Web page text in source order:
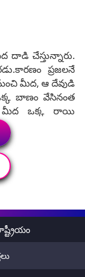
చేస్తున్నారు.
ప్రజలనే
మంచి మీద, ఆ దేవుడి
బాణం వేసినంత
మీద ఒక్క రాయి
ఆ దుష్ట
పేదల ప్రభుత్వం
సంకల్పం చెక్కు
అంటే దానర్థం.
అని దానర్థం.
10 రోజుల్లో
చేసిన గాయాలు
మరింత
తర్వాత సీఎం
నేతలతో భేటీ అయిన